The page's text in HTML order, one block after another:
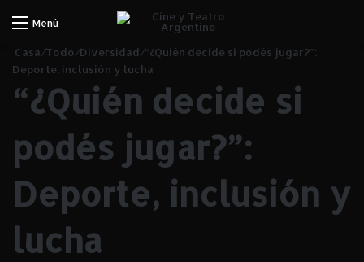
Menú Iniciar Sesión
Casa/Todo /Diversidad/“¿Quién decide si podés jugar?”:
Deporte, inclusión y lucha
“¿Quién decide si
podés jugar?”:
Deporte, inclusión y
lucha